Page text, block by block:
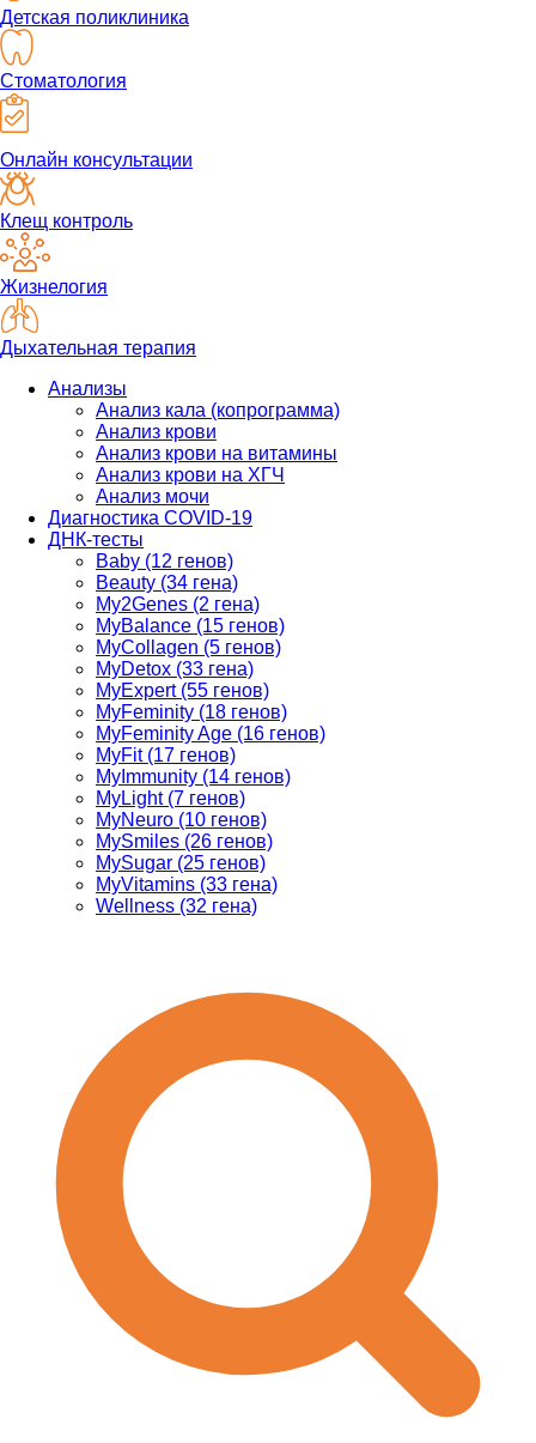
Детская поликлиника
Стоматология
Онлайн консультации
Клещ контроль
Жизнелогия
Дыхательная терапия
Анализы
Анализ кала (копрограмма)
Анализ крови
Анализ крови на витамины
Анализ крови на ХГЧ
Анализ мочи
Диагностика COVID-19
ДНК-тесты
Baby (12 генов)
Beauty (34 гена)
My2Genes (2 гена)
MyBalance (15 генов)
MyCollagen (5 генов)
MyDetox (33 гена)
MyExpert (55 генов)
MyFeminity (18 генов)
MyFeminity Age (16 генов)
MyFit (17 генов)
MyImmunity (14 генов)
MyLight (7 генов)
MyNeuro (10 генов)
MySmiles (26 генов)
MySugar (25 генов)
MyVitamins (33 гена)
Wellness (32 гена)